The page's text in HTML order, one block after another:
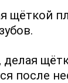
щёткой
делая
после